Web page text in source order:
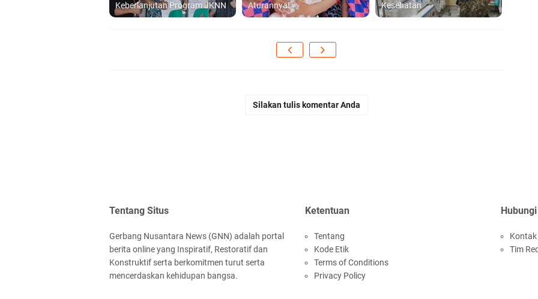
Keberlanjutan Program JKNN
Aturannya!
Kesehatan
Silakan tulis komentar Anda
Tentang Situs
Gerbang Nusantara News (GNN) adalah portal
berita online yang Inspiratif, Restoratif dan
Konstruktif serta berkomitmen turut serta
mencerdaskan kehidupan bangsa.
Ketentuan
Tentang
Kode Etik
Terms of Conditions
Privacy Policy
Kontak
Tim